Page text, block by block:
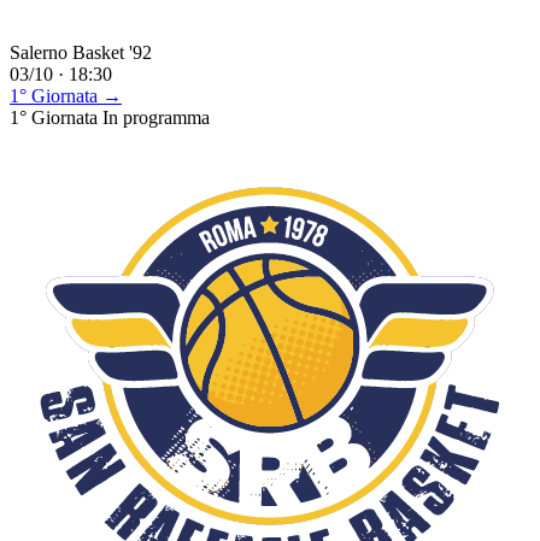
Salerno Basket '92
03/10 · 18:30
1° Giornata →
1° Giornata In programma